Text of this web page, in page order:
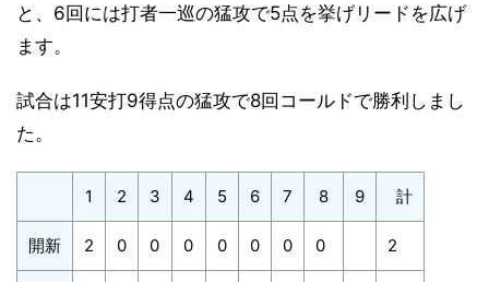
と、6回には打者一巡の猛攻で5点を挙げリードを広げ
ます。
試合は11安打9得点の猛攻で8回コールドで勝利しまし
た。
1 2 3 4 5 6 7 8 9 計
開新 2 0 0 0 0 0 0 0 2